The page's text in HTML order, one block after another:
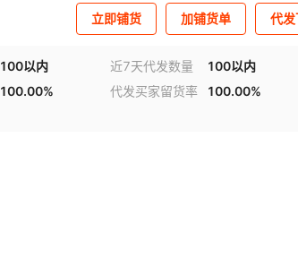
（100个）金招财 （100个）白招财
（100个）香槟金 （100个）金咖
（100个）金铜钱 （50个）粉色铝膜
立即铺货 加铺货单 代
100以内 近7天代发数量
100以内
100.00% 代发买家留货率
100.00%